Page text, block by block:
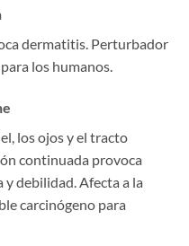
dermatitis. Perturbador
los humanos.
los ojos y el tracto
continuada provoca
y debilidad. Afecta a la
carcinógeno para